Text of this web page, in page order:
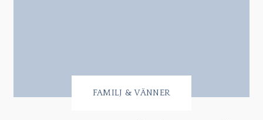
FAMILJ & VÄNNER